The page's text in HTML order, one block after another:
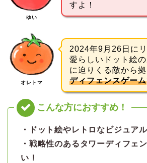
ゆい
すよ！
オレトマ
2024年9月26日に
愛らしいドット絵
に迫りくる敵から
ディフェンスゲーム
・ドット絵やレトロなビジュア
・戦略性のあるタワーディフェ
い！